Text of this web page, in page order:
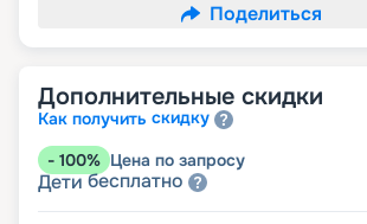
Поделиться
Дополнительные скидки
Как получить скидку
- 100% Цена по запросу
Детибесплатно